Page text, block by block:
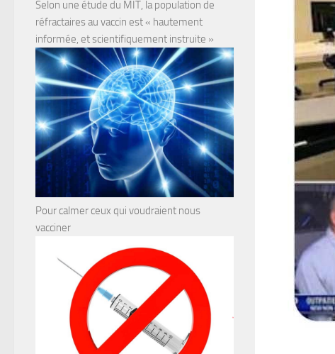
Selon une étude du MIT, la population de
réfractaires au vaccin est « hautement
informée, et scientifiquement instruite »
Pour calmer ceux qui voudraient nous
vacciner